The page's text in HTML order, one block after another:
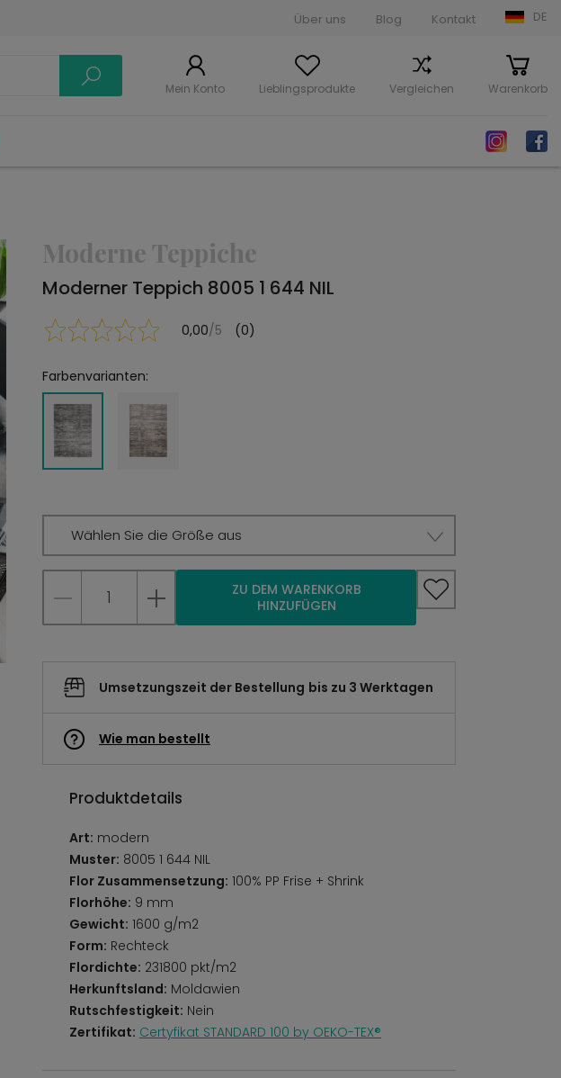
Über uns Blog Kontakt DE
Mein Konto Lieblingsprodukte Vergleichen Warenkorb
Moderne Teppiche
Moderner Teppich 8005 1 644 NIL
0,00/5 (0)
Farbenvarianten:
Wählen Sie die Größe aus
ZU DEM WARENKORB
HINZUFÜGEN
Umsetzungszeit der Bestellung bis zu 3 Werktagen
Wie man bestellt
Produktdetails
Art: modern
Muster: 8005 1 644 NIL
Flor Zusammensetzung: 100% PP Frise + Shrink
Florhöhe: 9 mm
Gewicht: 1600 g/m2
Form: Rechteck
Flordichte: 231800 pkt/m2
Herkunftsland: Moldawien
Rutschfestigkeit: Nein
Zertifikat: Certyfikat STANDARD 100 by OEKO-TEX®